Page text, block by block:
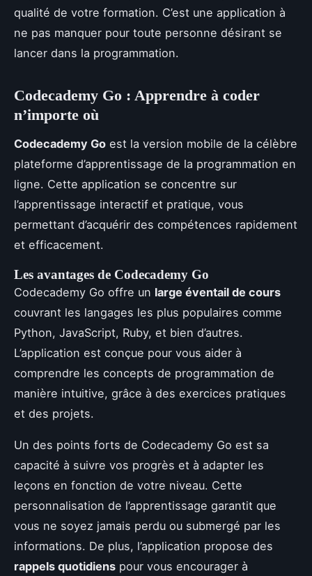
qualité de votre formation. C’est une application à
ne pas manquer pour toute personne désirant se
lancer dans la programmation.
Codecademy Go : Apprendre à coder
n’importe où
Codecademy Go est la version mobile de la célèbre
plateforme d’apprentissage de la programmation en
ligne. Cette application se concentre sur
l’apprentissage interactif et pratique, vous
permettant d’acquérir des compétences rapidement
et efficacement.
Les avantages de Codecademy Go
Codecademy Go offre un large éventail de cours
couvrant les langages les plus populaires comme
Python, JavaScript, Ruby, et bien d’autres.
L’application est conçue pour vous aider à
comprendre les concepts de programmation de
manière intuitive, grâce à des exercices pratiques
et des projets.
Un des points forts de Codecademy Go est sa
capacité à suivre vos progrès et à adapter les
leçons en fonction de votre niveau. Cette
personnalisation de l’apprentissage garantit que
vous ne soyez jamais perdu ou submergé par les
informations. De plus, l’application propose des
rappels quotidiens pour vous encourager à